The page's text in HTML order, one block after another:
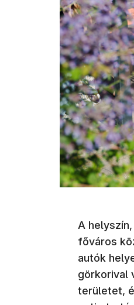
A
főváros
autók
görkorival
területet,